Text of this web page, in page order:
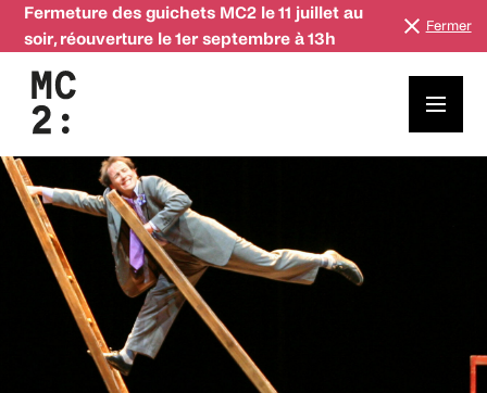
Fermeture des guichets MC2 le 11 juillet au
soir, réouverture le 1er septembre à 13h
Fermer